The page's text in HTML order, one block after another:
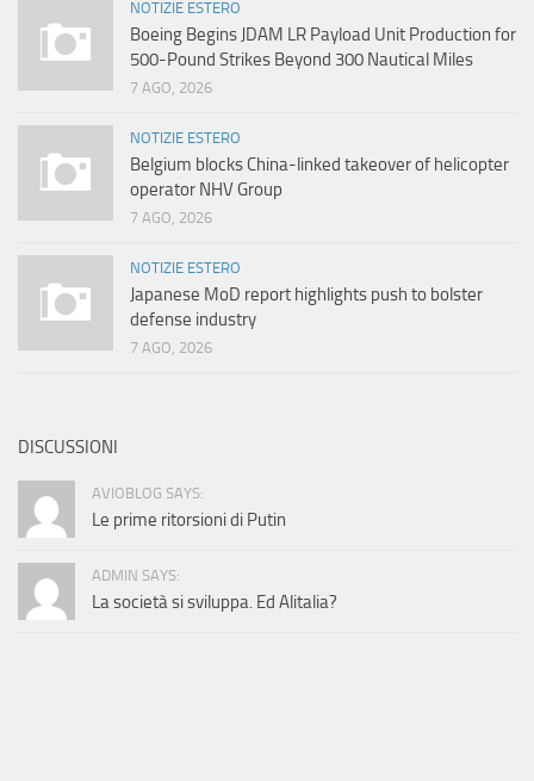
NOTIZIE ESTERO
Boeing Begins JDAM LR Payload Unit Production for
500-Pound Strikes Beyond 300 Nautical Miles
7 AGO, 2026
NOTIZIE ESTERO
Belgium blocks China-linked takeover of helicopter
operator NHV Group
7 AGO, 2026
NOTIZIE ESTERO
Japanese MoD report highlights push to bolster
defense industry
7 AGO, 2026
DISCUSSIONI
AVIOBLOG SAYS:
Le prime ritorsioni di Putin
ADMIN SAYS:
La società si sviluppa. Ed Alitalia?